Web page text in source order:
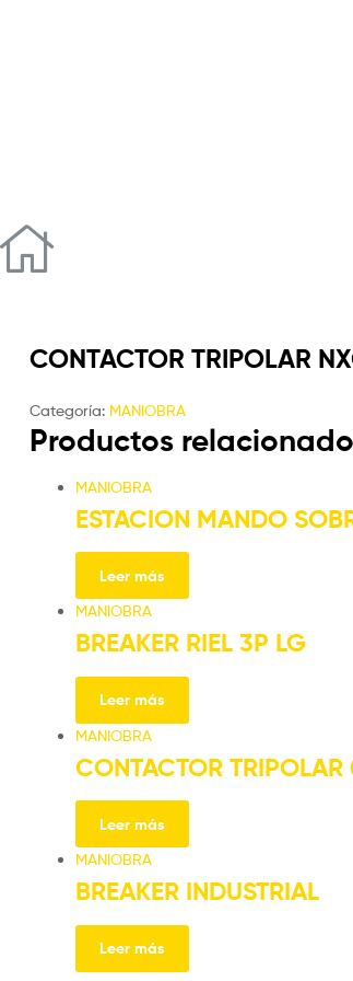
CONTACTOR TRIPOLAR
Categoría: MANIOBRA
Productos
MANIOBRA
ESTACION MANDO
Leer más
MANIOBRA
BREAKER RIEL 3P LG
Leer más
MANIOBRA
CONTACTOR
Leer más
MANIOBRA
BREAKER INDUSTRIAL
Leer más